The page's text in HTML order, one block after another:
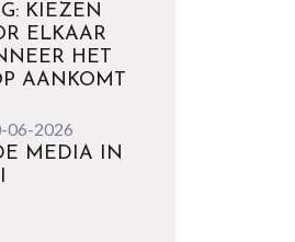
KIEZEN
ELKAAR
HET
AANKOMT
06-2026
MEDIA IN